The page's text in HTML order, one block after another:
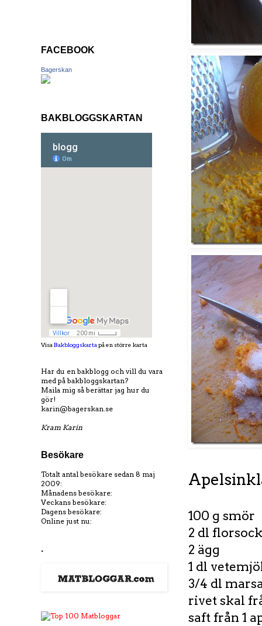
100 g smör
2 dl
2 ägg
1 dl
3/4 dl
rivet skal
saft från 1
FACEBOOK
Bagerskan
BAKBLOGGSKARTAN
Visa Bakbloggskarta på en större karta
Har du en bakblogg och vill du vara
med på bakbloggskartan?
Maila mig så berättar jag hur du
gör!
karin@bagerskan.se
Kram Karin
Besökare
Totalt antal besökare sedan 8 maj
2009:
Månadens besökare:
Veckans besökare:
Dagens besökare:
Online just nu:
.